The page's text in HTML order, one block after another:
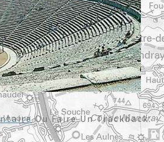
Ou Faire Un Trackback: